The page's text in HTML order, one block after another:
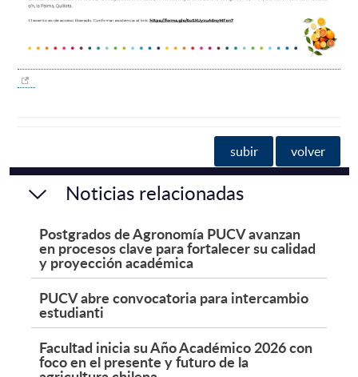
subir volver
Noticias relacionadas
Postgrados de Agronomía PUCV avanzan
en procesos clave para fortalecer su calidad
y proyección académica
PUCV abre convocatoria para intercambio
estudianti
Facultad inicia su Año Académico 2026 con
foco en el presente y futuro de la